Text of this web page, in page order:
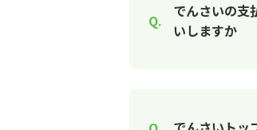
でんさいの支
いしますか